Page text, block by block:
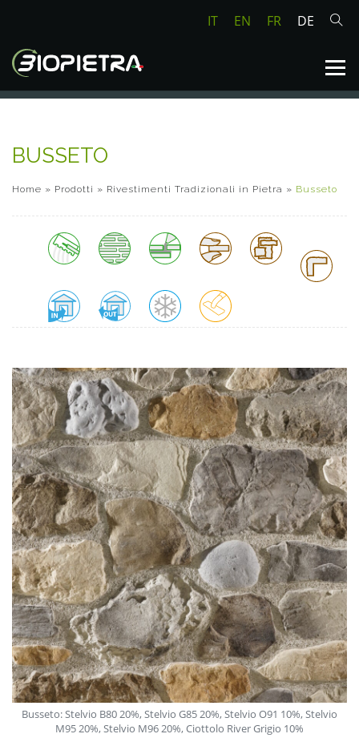
IT EN FR DE
BUSSETO
Home » Prodotti » Rivestimenti Tradizionali in Pietra » Busseto
Busseto: Stelvio B80 20%, Stelvio G85 20%, Stelvio O91 10%, Stelvio
M95 20%, Stelvio M96 20%, Ciottolo River Grigio 10%